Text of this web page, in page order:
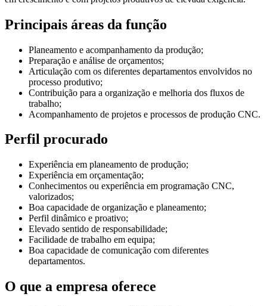
Principais áreas da função
Planeamento e acompanhamento da produção;
Preparação e análise de orçamentos;
Articulação com os diferentes departamentos envolvidos no
processo produtivo;
Contribuição para a organização e melhoria dos fluxos de
trabalho;
Acompanhamento de projetos e processos de produção CNC.
Perfil procurado
Experiência em planeamento de produção;
Experiência em orçamentação;
Conhecimentos ou experiência em programação CNC,
valorizados;
Boa capacidade de organização e planeamento;
Perfil dinâmico e proativo;
Elevado sentido de responsabilidade;
Facilidade de trabalho em equipa;
Boa capacidade de comunicação com diferentes
departamentos.
O que a empresa oferece